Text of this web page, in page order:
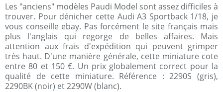
Les "anciens" modèles Paudi Model sont assez difficiles à
trouver. Pour dénicher cette Audi A3 Sportback 1/18, je
vous conseille ebay. Pas forcément le site français mais
plus l'anglais qui regorge de belles affaires. Mais
attention aux frais d'expédition qui peuvent grimper
très haut. D'une manière générale, cette miniature cote
entre 80 et 150 €. Un prix globalement correct pour la
qualité de cette miniature. Référence : 2290S (gris),
2290BK (noir) et 2290W (blanc).